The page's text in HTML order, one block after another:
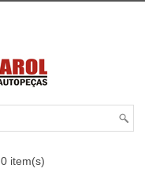
0 item(s)